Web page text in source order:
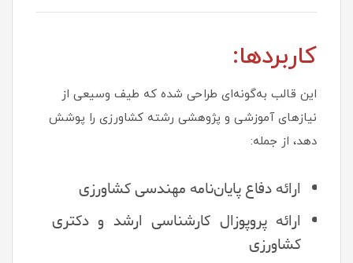
کاربردها:
این قالب به‌گونه‌ای طراحی شده که طیف وسیعی از
نیازهای آموزشی و پژوهشی رشته کشاورزی را پوشش
دهد، از جمله:
ارائه دفاع پایان‌نامه مهندسی کشاورزی
ارائه پروپوزال کارشناسی ارشد و دکتری
کشاورزی